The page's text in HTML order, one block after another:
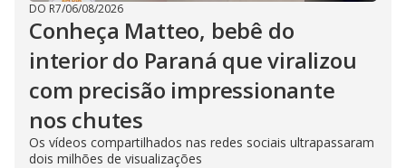
DO R7/06/08/2026
Conheça Matteo, bebê do
interior do Paraná que viralizou
com precisão impressionante
nos chutes
Os vídeos compartilhados nas redes sociais ultrapassaram
dois milhões de visualizações